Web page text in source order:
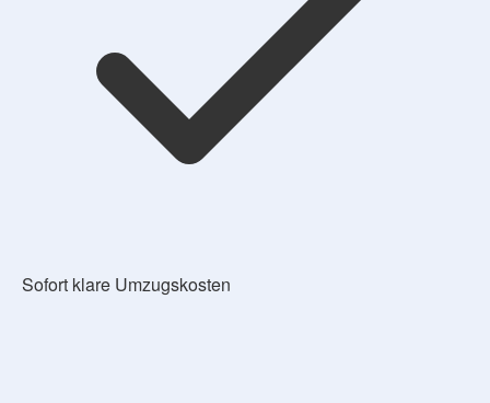
Sofort klare Umzugskosten